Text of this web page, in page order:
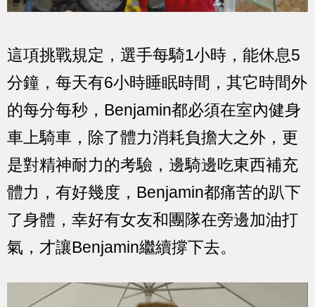
這項挑戰規定，選手每騎1小時，能休息5
分鐘，每天有6小時睡眠時間，其它時間外
的每分每秒，Benjamin都必須在室內健身
車上騎車，除了體力消耗負擔大之外，更
是對精神耐力的考驗，邊騎邊吃東西補充
體力，有好幾度，Benjamin都痛苦的趴下
了身體，幸好有女友和團隊在旁邊加油打
氣，才讓Benjamin繼續撐下去。